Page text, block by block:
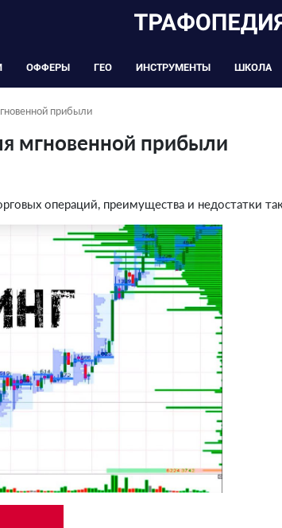
ОФФЕРЫ ГЕО ИНСТРУМЕНТЫ ШКОЛА
прибыли
мгновенной прибыли
операций, преимущества и недостатки